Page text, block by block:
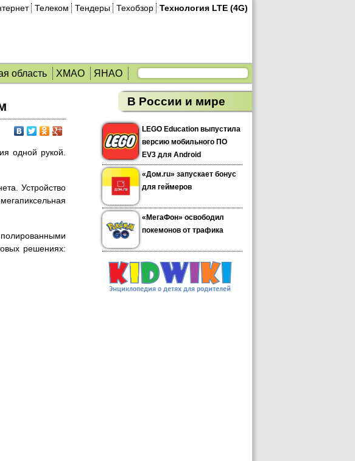
Телеком Тендеры Техобзор Технология LTE (4G)
область ХМАО ЯНАО
одной рукой.
Устройство
решениях:
В России и мире
LEGO Education выпустила
версию мобильного ПО
EV3 для Android
«Дом.ru» запускает бонус
для геймеров
«МегаФон» освободил
покемонов от трафика